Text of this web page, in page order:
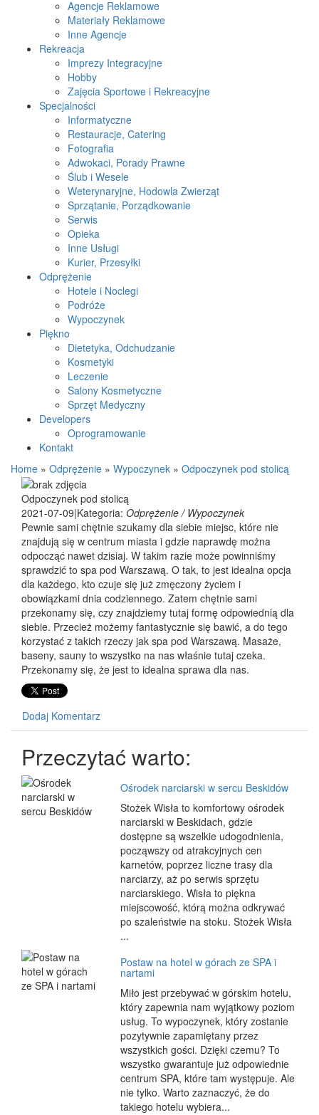
Agencje Reklamowe
Materiały Reklamowe
Inne Agencje
Rekreacja
Imprezy Integracyjne
Hobby
Zajęcia Sportowe i Rekreacyjne
Specjalności
Informatyczne
Restauracje, Catering
Fotografia
Adwokaci, Porady Prawne
Ślub i Wesele
Weterynaryjne, Hodowla Zwierząt
Sprzątanie, Porządkowanie
Serwis
Opieka
Inne Usługi
Kurier, Przesyłki
Odprężenie
Hotele i Noclegi
Podróże
Wypoczynek
Piękno
Dietetyka, Odchudzanie
Kosmetyki
Leczenie
Salony Kosmetyczne
Sprzęt Medyczny
Developers
Oprogramowanie
Kontakt
Home » Odprężenie » Wypoczynek » Odpoczynek pod stolicą
Odpoczynek pod stolicą
2021-07-09|Kategoria: Odprężenie / Wypoczynek
Pewnie sami chętnie szukamy dla siebie miejsc, które nie
znajdują się w centrum miasta i gdzie naprawdę można
odpocząć nawet dzisiaj. W takim razie może powinniśmy
sprawdzić to spa pod Warszawą. O tak, to jest idealna opcja
dla każdego, kto czuje się już zmęczony życiem i
obowiązkami dnia codziennego. Zatem chętnie sami
przekonamy się, czy znajdziemy tutaj formę odpowiednią dla
siebie. Przecież możemy fantastycznie się bawić, a do tego
korzystać z takich rzeczy jak spa pod Warszawą. Masaże,
baseny, sauny to wszystko na nas właśnie tutaj czeka.
Przekonamy się, że jest to idealna sprawa dla nas.
Dodaj Komentarz
Przeczytać warto:
Ośrodek narciarski w sercu Beskidów
Stożek Wisła to komfortowy ośrodek
narciarski w Beskidach, gdzie
dostępne są wszelkie udogodnienia,
począwszy od atrakcyjnych cen
karnetów, poprzez liczne trasy dla
narciarzy, aż po serwis sprzętu
narciarskiego. Wisła to piękna
miejscowość, którą można odkrywać
po szaleństwie na stoku. Stożek Wisła
...
Postaw na hotel w górach ze SPA i
nartami
Miło jest przebywać w górskim hotelu,
który zapewnia nam wyjątkowy poziom
usług. To wypoczynek, który zostanie
pozytywnie zapamiętany przez
wszystkich gości. Dzięki czemu? To
wszystko gwarantuje już odpowiednie
centrum SPA, które tam występuje. Ale
nie tylko. Warto zaznaczyć, że do
takiego hotelu wybiera...